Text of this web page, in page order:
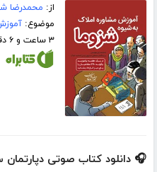
از: محمدرضا
موضوع:
۳ ساعت و ۶ دقیقه
🎧 دانلود کتاب صوتی